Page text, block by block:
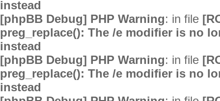
instead
[phpBB Debug] PHP Warning: in file
preg_replace(): The /e modifier is no
instead
[phpBB Debug] PHP Warning: in file
preg_replace(): The /e modifier is no
instead